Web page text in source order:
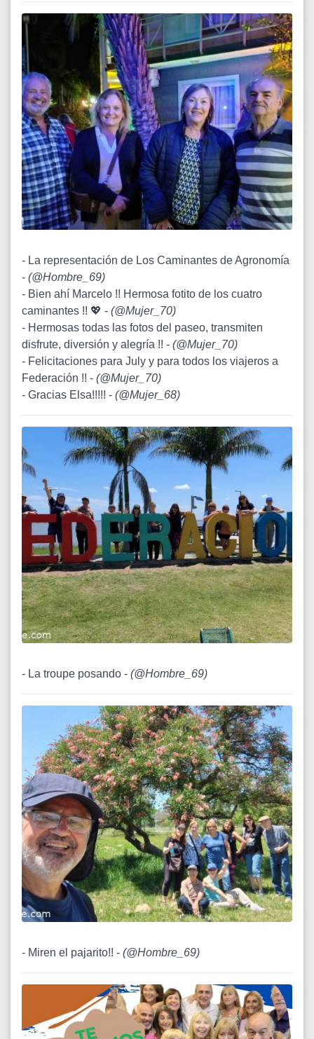
- La representación de Los Caminantes de Agronomía
- (@Hombre_69)
- Bien ahí Marcelo !! Hermosa fotito de los cuatro
caminantes !! 💖 - (@Mujer_70)
- Hermosas todas las fotos del paseo, transmiten
disfrute, diversión y alegría !! - (@Mujer_70)
- Felicitaciones para July y para todos los viajeros a
Federación !! - (@Mujer_70)
- Gracias Elsa!!!!! - (@Mujer_68)
- La troupe posando - (@Hombre_69)
- Miren el pajarito!! - (@Hombre_69)